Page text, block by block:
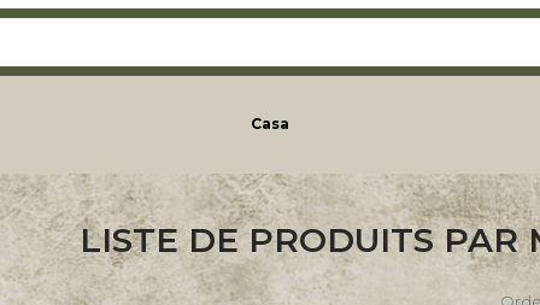
Casa
LISTE DE PRODUITS PAR